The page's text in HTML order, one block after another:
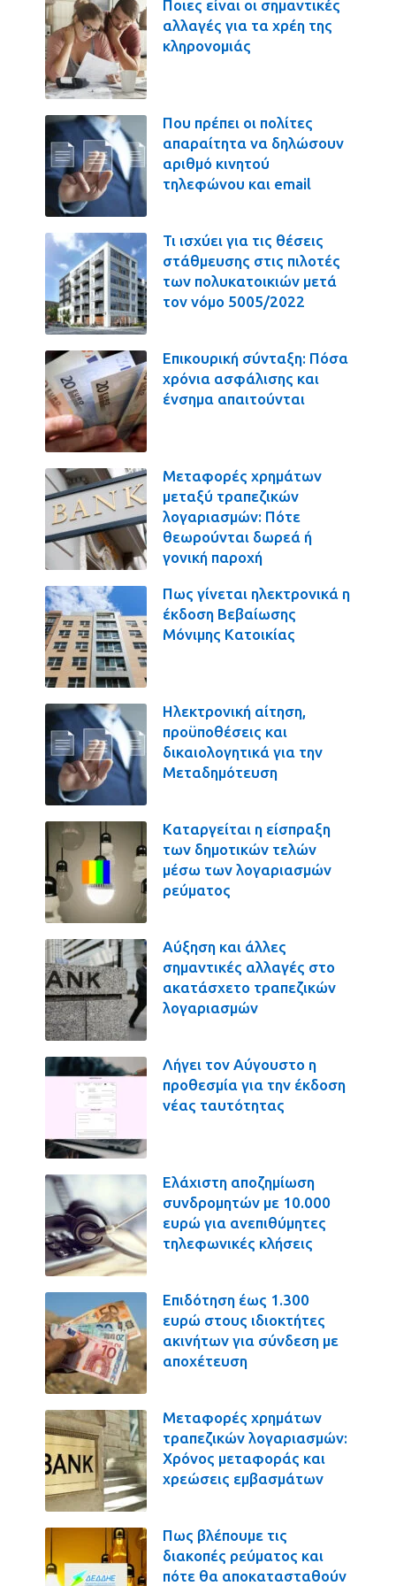
Ποιες είναι οι σημαντικές
αλλαγές για τα χρέη της
κληρονομιάς
Που πρέπει οι πολίτες
απαραίτητα να δηλώσουν
αριθμό κινητού
τηλεφώνου και email
Τι ισχύει για τις θέσεις
στάθμευσης στις πιλοτές
των πολυκατοικιών μετά
τον νόμο 5005/2022
Επικουρική σύνταξη: Πόσα
χρόνια ασφάλισης και
ένσημα απαιτούνται
Μεταφορές χρημάτων
μεταξύ τραπεζικών
λογαριασμών: Πότε
θεωρούνται δωρεά ή
γονική παροχή
Πως γίνεται ηλεκτρονικά η
έκδοση Βεβαίωσης
Μόνιμης Κατοικίας
Ηλεκτρονική αίτηση,
προϋποθέσεις και
δικαιολογητικά για την
Μεταδημότευση
Καταργείται η είσπραξη
των δημοτικών τελών
μέσω των λογαριασμών
ρεύματος
Αύξηση και άλλες
σημαντικές αλλαγές στο
ακατάσχετο τραπεζικών
λογαριασμών
Λήγει τον Αύγουστο η
προθεσμία για την έκδοση
νέας ταυτότητας
Ελάχιστη αποζημίωση
συνδρομητών με 10.000
ευρώ για ανεπιθύμητες
τηλεφωνικές κλήσεις
Επιδότηση έως 1.300
ευρώ στους ιδιοκτήτες
ακινήτων για σύνδεση με
αποχέτευση
Μεταφορές χρημάτων
τραπεζικών λογαριασμών:
Χρόνος μεταφοράς και
χρεώσεις εμβασμάτων
Πως βλέπουμε τις
διακοπές ρεύματος και
πότε θα αποκατασταθούν